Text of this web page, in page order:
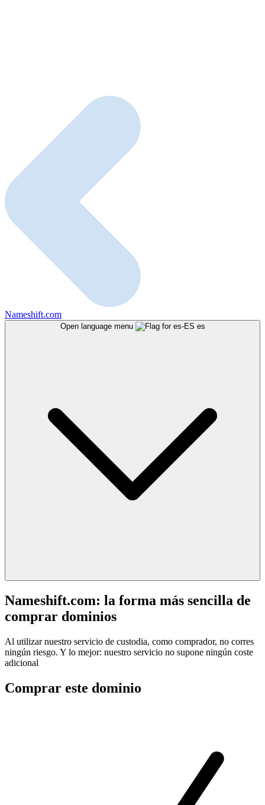
Nameshift.com
Open language menu es
Nameshift.com: la forma más sencilla de
comprar dominios
Al utilizar nuestro servicio de custodia, como comprador, no corres
ningún riesgo. Y lo mejor: nuestro servicio no supone ningún coste
adicional
Comprar este dominio